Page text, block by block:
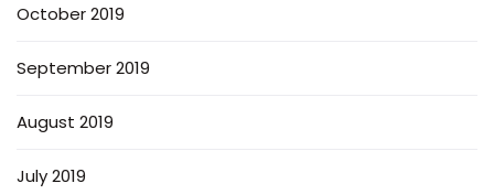
October 2019
September 2019
August 2019
July 2019